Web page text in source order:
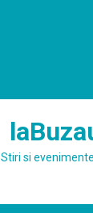
Stiri si